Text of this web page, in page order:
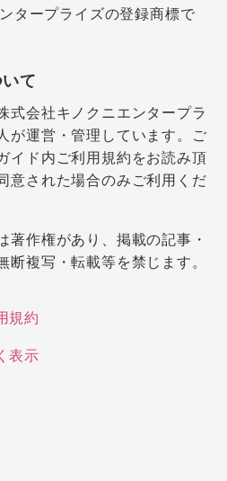
タープライズの登録商標で
て
式会社キノクニエンタープラ
が運営・管理しています。ご
イド内ご利用規約をお読み頂
意された場合のみご利用くだ
著作権があり、掲載の記事・
断複写・転載等を禁じます。
規約
表示